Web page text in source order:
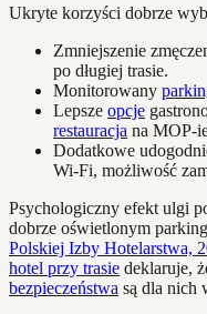
Ukryte korzyści dobrze
Zmniejszenie
po długiej trasie.
Monitorowany
Lepsze opcje
restauracja na MOP-
Dodatkowe
Wi-Fi, możliwość
Psychologiczny efekt ulgi
dobrze oświetlonym
Polskiej Izby Hotelarstwa,
hotel przy trasie deklaruje,
bezpieczeństwa są dla nich